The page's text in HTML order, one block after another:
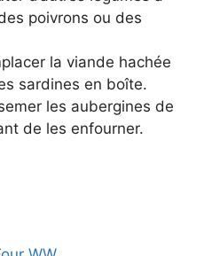
poivrons ou des
la viande hachée
sardines en boîte.
les aubergines de
de les enfourner.